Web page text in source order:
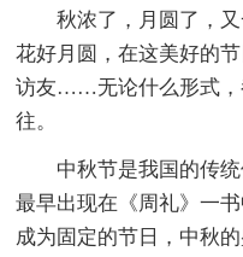
秋浓了，月圆了，
花好月圆，在这美好的
访友……无论什么形式，
往。
中秋节是我国的传
最早出现在《周礼》一
成为固定的节日，中秋